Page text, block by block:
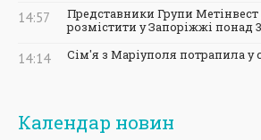
14:57
Представники Групи
розмістити у Запоріжжі понад
14:14 Сім'я з Маріуполя потрапила
Календар новин